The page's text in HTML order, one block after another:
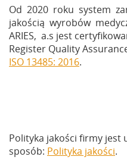
Od 2020 roku system
jakością wyrobów
ARIES, a.s jest
Register Quality
ISO 13485: 2016.
Polityka jakości firmy jest
sposób: Polityka jakości.